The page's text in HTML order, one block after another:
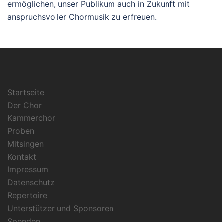
ermöglichen, unser Publikum auch in Zukunft mit
anspruchsvoller Chormusik zu erfreuen.
Startseite
Der Chor
Kammerchor
Proben
Mitsingen
Kontakt
Impressum
Datenschutz
Repertoire
Unterstützer und Sponsoren